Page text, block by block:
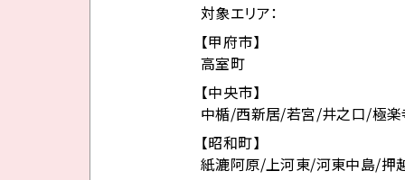
対象エリア：
【甲府市】
高室町
【中央市】
中楯/西新居/若宮/井之口/極
【昭和町】
紙漉阿原/上河東/河東中島/押